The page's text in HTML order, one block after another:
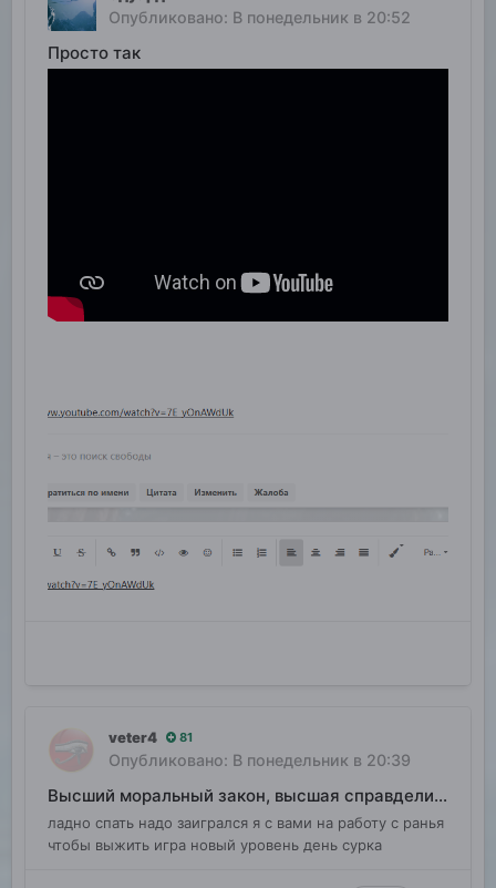
Опубликовано: В понедельник в 20:52
Просто так
veter4 81
Опубликовано: В понедельник в 20:39
Высший моральный закон, высшая справделивость
ладно спать надо заигрался я с вами на работу с ранья
чтобы выжить игра новый уровень день сурка